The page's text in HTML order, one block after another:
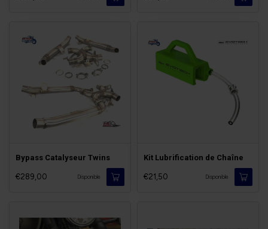
Bypass Catalyseur Twins
€289,00 Disponible
Kit Lubrification de Chaîne
€21,50 Disponible